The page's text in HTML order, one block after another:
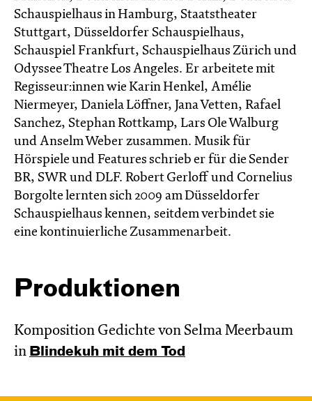
Schauspielhaus in Hamburg, Staatstheater
Stuttgart, Düsseldorfer Schauspielhaus,
Schauspiel Frankfurt, Schauspielhaus Zürich und
Odyssee Theatre Los Angeles. Er arbeitete mit
Regisseur:innen wie Karin Henkel, Amélie
Niermeyer, Daniela Löffner, Jana Vetten, Rafael
Sanchez, Stephan Rottkamp, Lars Ole Walburg
und Anselm Weber zusammen. Musik für
Hörspiele und Features schrieb er für die Sender
BR, SWR und DLF. Robert Gerloff und Cornelius
Borgolte lernten sich 2009 am Düsseldorfer
Schauspielhaus kennen, seitdem verbindet sie
eine kontinuierliche Zusammenarbeit.
Produktionen
Komposition Gedichte von Selma Meerbaum
in Blinde­kuh mit dem Tod